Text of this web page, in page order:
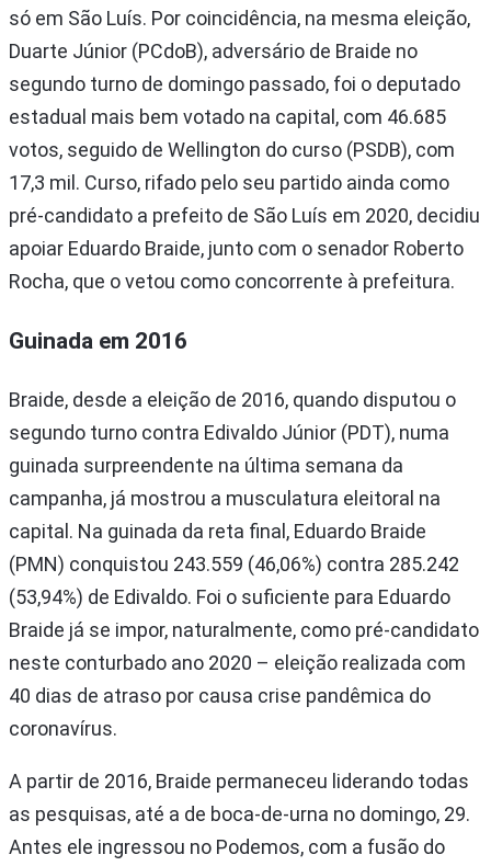
só em São Luís. Por coincidência, na mesma eleição,
Duarte Júnior (PCdoB), adversário de Braide no
segundo turno de domingo passado, foi o deputado
estadual mais bem votado na capital, com 46.685
votos, seguido de Wellington do curso (PSDB), com
17,3 mil. Curso, rifado pelo seu partido ainda como
pré-candidato a prefeito de São Luís em 2020, decidiu
apoiar Eduardo Braide, junto com o senador Roberto
Rocha, que o vetou como concorrente à prefeitura.
Guinada em 2016
Braide, desde a eleição de 2016, quando disputou o
segundo turno contra Edivaldo Júnior (PDT), numa
guinada surpreendente na última semana da
campanha, já mostrou a musculatura eleitoral na
capital. Na guinada da reta final, Eduardo Braide
(PMN) conquistou 243.559 (46,06%) contra 285.242
(53,94%) de Edivaldo. Foi o suficiente para Eduardo
Braide já se impor, naturalmente, como pré-candidato
neste conturbado ano 2020 – eleição realizada com
40 dias de atraso por causa crise pandêmica do
coronavírus.
A partir de 2016, Braide permaneceu liderando todas
as pesquisas, até a de boca-de-urna no domingo, 29.
Antes ele ingressou no Podemos, com a fusão do